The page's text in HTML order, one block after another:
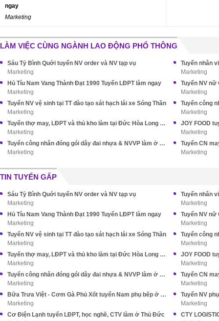
ngay
Marketing
LÀM VIỆC CÙNG NGÀNH LAO ĐỘNG PHỔ THÔNG
Sáu Tỷ Bình Quới tuyển NV order và NV tạp vụ
Marketing
Tuyển nhân
Marketing
Hủ Tíu Nam Vang Thành Đạt 1990 Tuyển LĐPT làm ngay
Marketing
Tuyển NV nữ
Marketing
Tuyển NV vệ sinh tại TT đào tạo sát hạch lái xe Sóng Thần
Marketing
Tuyển công
Marketing
Tuyển thợ may, LĐPT và thủ kho làm tại Đức Hòa Long An (cũ)
Marketing
JOY FOOD
Marketing
Tuyển công nhân đóng gói dây đai nhựa & NVVP làm ở Nhà Bè
Marketing
Marketing
TIN TUYỂN GẤP
Sáu Tỷ Bình Quới tuyển NV order và NV tạp vụ
Marketing
Tuyển nhân
Marketing
Hủ Tíu Nam Vang Thành Đạt 1990 Tuyển LĐPT làm ngay
Marketing
Tuyển NV nữ
Marketing
Tuyển NV vệ sinh tại TT đào tạo sát hạch lái xe Sóng Thần
Marketing
Tuyển công
Marketing
Tuyển thợ may, LĐPT và thủ kho làm tại Đức Hòa Long An (cũ)
Marketing
JOY FOOD
Marketing
Tuyển công nhân đóng gói dây đai nhựa & NVVP làm ở Nhà Bè
Marketing
Marketing
Bữa Trưa Việt - Cơm Gà Phủ Xốt tuyển Nam phụ bếp ở Tân Bình
Marketing
Marketing
Cơ Điện Lạnh tuyển LĐPT, học nghề, CTV làm ở Thủ Đức
CTY